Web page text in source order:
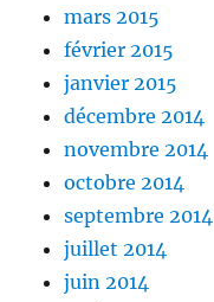
mars 2015
février 2015
janvier 2015
décembre 2014
novembre 2014
octobre 2014
septembre 2014
juillet 2014
juin 2014